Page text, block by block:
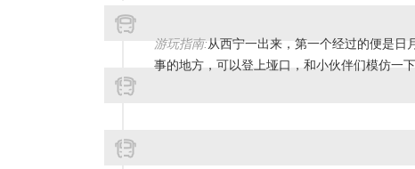
游玩指南:从西宁一出来，第一个经过的便是日
事的地方，可以登上垭口，和小伙伴们模仿一